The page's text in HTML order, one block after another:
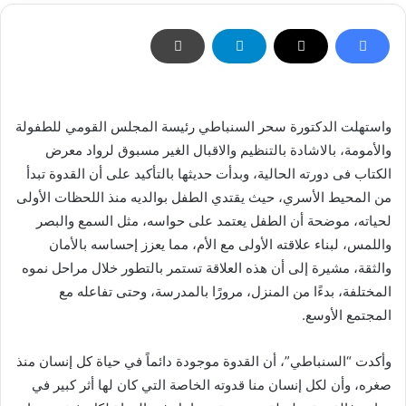
واستهلت الدكتورة سحر السنباطي رئيسة المجلس القومي للطفولة
والأمومة، بالاشادة بالتنظيم والاقبال الغير مسبوق لرواد معرض
الكتاب فى دورته الحالية، وبدأت حديثها بالتأكيد على أن القدوة تبدأ
من المحيط الأسري، حيث يقتدي الطفل بوالديه منذ اللحظات الأولى
لحياته، موضحة أن الطفل يعتمد على حواسه، مثل السمع والبصر
واللمس، لبناء علاقته الأولى مع الأم، مما يعزز إحساسه بالأمان
والثقة، مشيرة إلى أن هذه العلاقة تستمر بالتطور خلال مراحل نموه
المختلفة، بدءًا من المنزل، مرورًا بالمدرسة، وحتى تفاعله مع
المجتمع الأوسع.
وأكدت “السنباطي”، أن القدوة موجودة دائماً في حياة كل إنسان منذ
صغره، وأن لكل إنسان منا قدوته الخاصة التي كان لها أثر كبير في